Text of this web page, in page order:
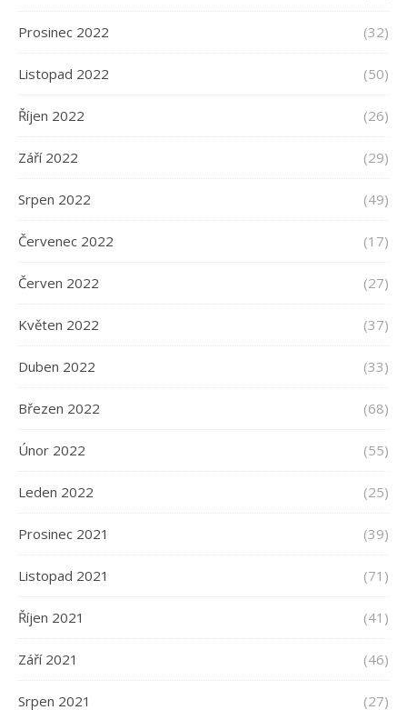
Prosinec 2022 (32)
Listopad 2022 (50)
Říjen 2022 (26)
Září 2022 (29)
Srpen 2022 (49)
Červenec 2022 (17)
Červen 2022 (27)
Květen 2022 (37)
Duben 2022 (33)
Březen 2022 (68)
Únor 2022 (55)
Leden 2022 (25)
Prosinec 2021 (39)
Listopad 2021 (71)
Říjen 2021 (41)
Září 2021 (46)
Srpen 2021 (27)